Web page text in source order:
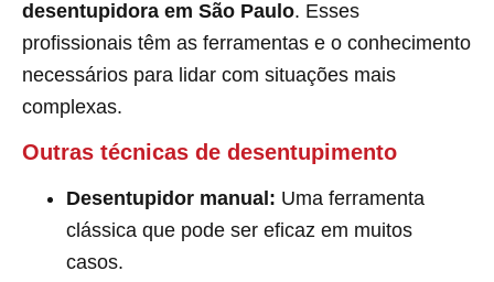
desentupidora em São Paulo. Esses
profissionais têm as ferramentas e o conhecimento
necessários para lidar com situações mais
complexas.
Outras técnicas de desentupimento
Desentupidor manual: Uma ferramenta
clássica que pode ser eficaz em muitos
casos.